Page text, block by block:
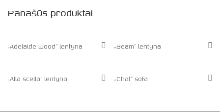
Panašūs produktai
„Adelaide wood” lentyna „Beam” lentyna
„Alla scella” lentyna „Chat” sofa